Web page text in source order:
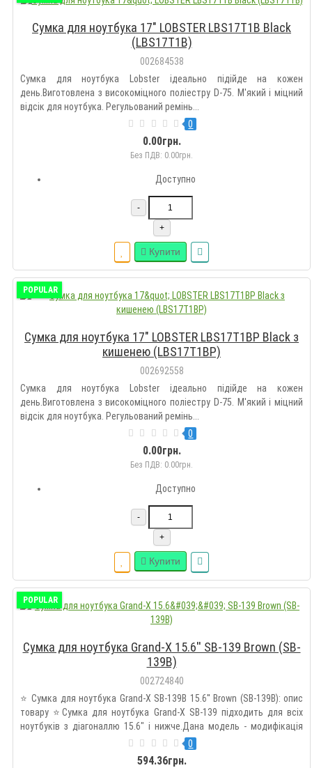
Сумка для ноутбука 17" LOBSTER LBS17T1B Black
(LBS17T1B)
002684538
Сумка для ноутбука Lobster ідеально підійде на кожен
день.Виготовлена з високоміцного поліестру D-75. М'який і міцний
відсік для ноутбука. Регульований ремінь...
0
0.00грн.
Без ПДВ: 0.00грн.
Доступно
-
+
Купити
POPULAR
Сумка для ноутбука 17" LOBSTER LBS17T1BP Black з
кишенею (LBS17T1BP)
002692558
Сумка для ноутбука Lobster ідеально підійде на кожен
день.Виготовлена з високоміцного поліестру D-75. М'який і міцний
відсік для ноутбука. Регульований ремінь...
0
0.00грн.
Без ПДВ: 0.00грн.
Доступно
-
+
Купити
POPULAR
Сумка для ноутбука Grand-X 15.6'' SB-139 Brown (SB-
139B)
002724840
⭐ Сумка для ноутбука Grand-X SB-139B 15.6'' Brown (SB-139B): опис
товару ⭐Сумка для ноутбука Grand-X SB-139 підходить для всіх
ноутбуків з діагоналлю 15.6" і нижче.Дана модель - модифікація
популярної сумки SB-129 для тих, хто втомився від сумок чорного
кольору і тактильних відчуттів сумок з нейлону..
0
594.36грн.